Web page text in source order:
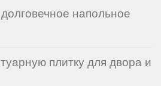
напольное
плитку для двора и